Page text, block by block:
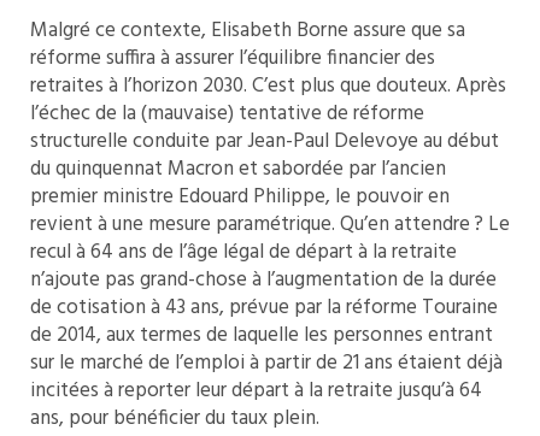
Malgré ce contexte, Elisabeth Borne assure que sa
réforme suffira à assurer l’équilibre financier des
retraites à l’horizon 2030. C’est plus que douteux. Après
l’échec de la (mauvaise) tentative de réforme
structurelle conduite par Jean-Paul Delevoye au début
du quinquennat Macron et sabordée par l’ancien
premier ministre Edouard Philippe, le pouvoir en
revient à une mesure paramétrique. Qu’en attendre ? Le
recul à 64 ans de l’âge légal de départ à la retraite
n’ajoute pas grand-chose à l’augmentation de la durée
de cotisation à 43 ans, prévue par la réforme Touraine
de 2014, aux termes de laquelle les personnes entrant
sur le marché de l’emploi à partir de 21 ans étaient déjà
incitées à reporter leur départ à la retraite jusqu’à 64
ans, pour bénéficier du taux plein.